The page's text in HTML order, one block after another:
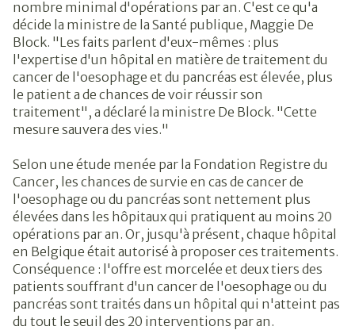
nombre minimal d'opérations par an. C'est ce qu'a
décide la ministre de la Santé publique, Maggie De
Block. "Les faits parlent d'eux-mêmes : plus
l'expertise d'un hôpital en matière de traitement du
cancer de l'oesophage et du pancréas est élevée, plus
le patient a de chances de voir réussir son
traitement", a déclaré la ministre De Block. "Cette
mesure sauvera des vies."
Selon une étude menée par la Fondation Registre du
Cancer, les chances de survie en cas de cancer de
l'oesophage ou du pancréas sont nettement plus
élevées dans les hôpitaux qui pratiquent au moins 20
opérations par an. Or, jusqu'à présent, chaque hôpital
en Belgique était autorisé à proposer ces traitements.
Conséquence : l'offre est morcelée et deux tiers des
patients souffrant d'un cancer de l'oesophage ou du
pancréas sont traités dans un hôpital qui n'atteint pas
du tout le seuil des 20 interventions par an.